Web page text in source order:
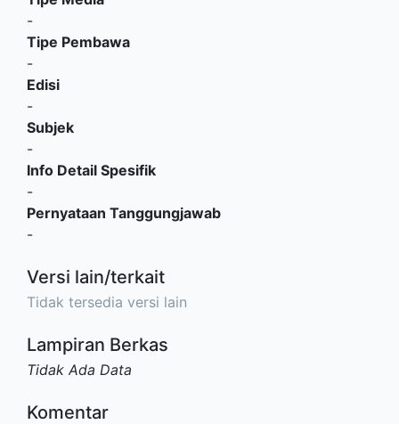
-
Tipe Pembawa
-
Edisi
-
Subjek
-
Info Detail Spesifik
-
Pernyataan Tanggungjawab
-
Versi lain/terkait
Tidak tersedia versi lain
Lampiran Berkas
Tidak Ada Data
Komentar